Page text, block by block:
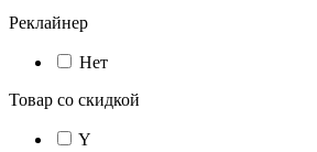
Реклайнер
Нет
Товар со скидкой
Y